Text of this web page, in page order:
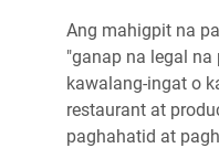
Ang mahigpit na
"ganap na legal
kawalang-ingat o
restaurant at
paghahatid at